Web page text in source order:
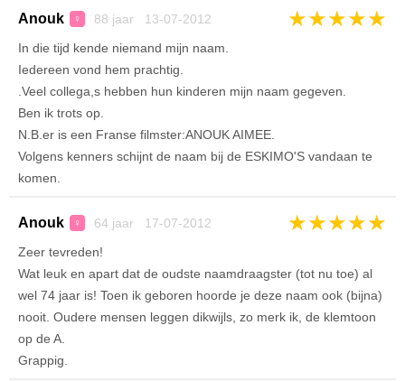
Anouk ♀ 88 jaar 13-07-2012 ★★★★★
In die tijd kende niemand mijn naam.
Iedereen vond hem prachtig.
.Veel collega,s hebben hun kinderen mijn naam gegeven.
Ben ik trots op.
N.B.er is een Franse filmster:ANOUK AIMEE.
Volgens kenners schijnt de naam bij de ESKIMO'S vandaan te
komen.
Anouk ♀ 64 jaar 17-07-2012 ★★★★★
Zeer tevreden!
Wat leuk en apart dat de oudste naamdraagster (tot nu toe) al
wel 74 jaar is! Toen ik geboren hoorde je deze naam ook (bijna)
nooit. Oudere mensen leggen dikwijls, zo merk ik, de klemtoon
op de A.
Grappig.